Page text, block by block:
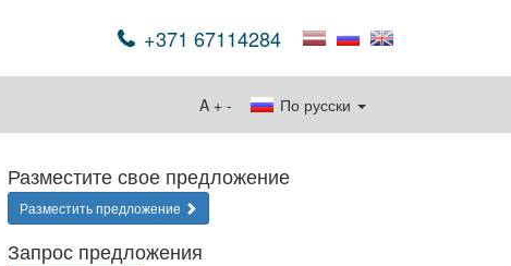
+371 67114284
По русски
A + -
Разместите свое предложение
Разместить предложение
Запрос предложения